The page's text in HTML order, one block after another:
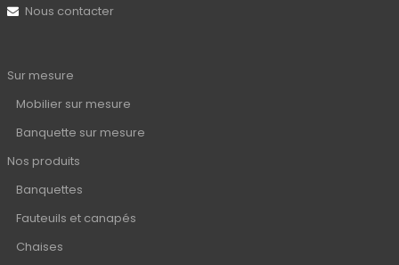
Nous contacter
Sur mesure
Mobilier sur mesure
Banquette sur mesure
Nos produits
Banquettes
Fauteuils et canapés
Chaises